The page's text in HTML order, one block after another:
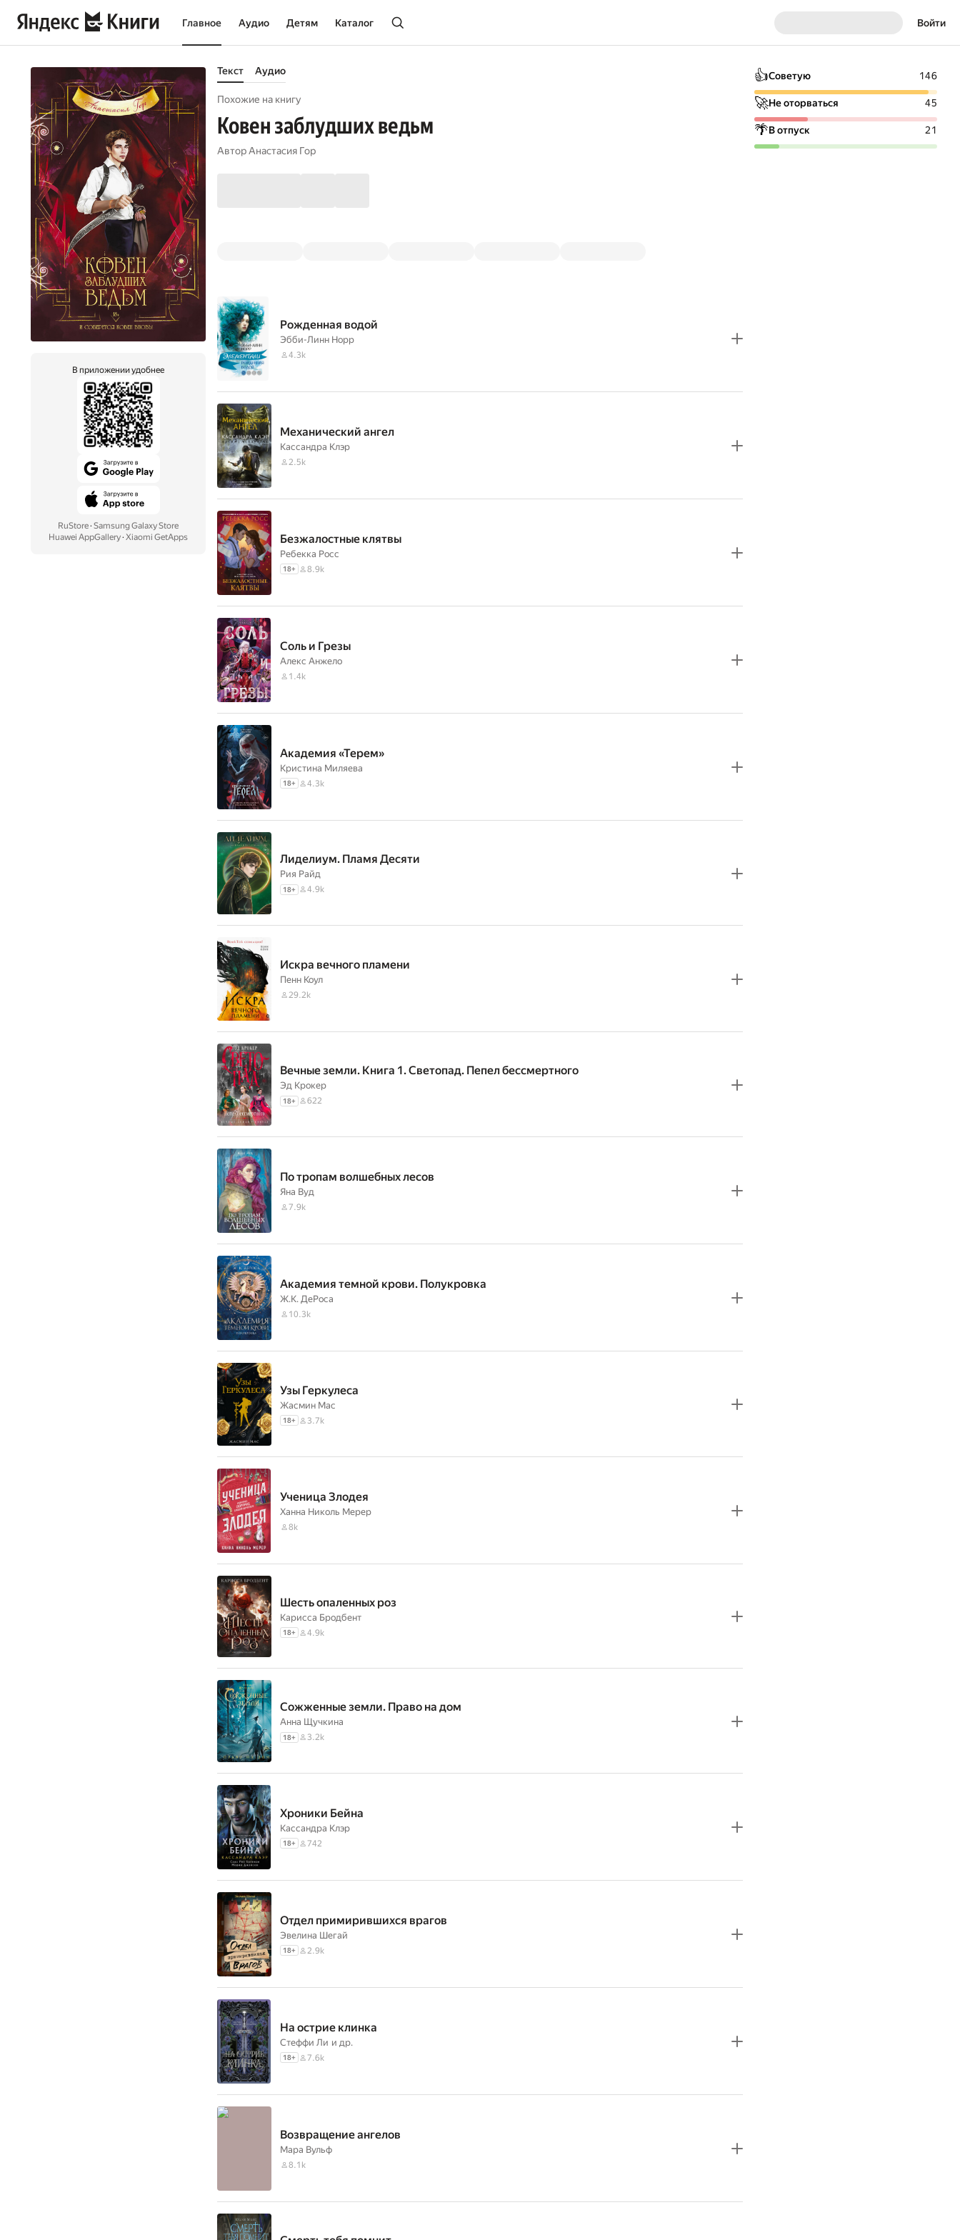
Главное Аудио Детям Каталог Войти
В приложении удобнее
RuStore· Samsung Galaxy Store
Huawei AppGallery· Xiaomi GetApps
Текст Аудио
Похожие на книгу
Ковен заблудших ведьм
АвторАнастасия Гор
Рожденная водой
Эбби-Линн Норр
4.3k
Механический ангел
Кассандра Клэр
2.5k
Безжалостные клятвы
Ребекка Росс
18+ 8.9k
Соль и Грезы
Алекс Анжело
1.4k
Академия «Терем»
Кристина Миляева
18+ 4.3k
Лиделиум. Пламя Десяти
Рия Райд
18+ 4.9k
Искра вечного пламени
Пенн Коул
29.2k
Вечные земли. Книга 1. Светопад. Пепел бессмертного
Эд Крокер
18+ 622
По тропам волшебных лесов
Яна Вуд
7.9k
Академия темной крови. Полукровка
Ж.К. ДеРоса
10.3k
Узы Геркулеса
Жасмин Мас
18+ 3.7k
Ученица Злодея
Ханна Николь Мерер
8k
Шесть опаленных роз
Карисса Бродбент
18+ 4.9k
Сожженные земли. Право на дом
Анна Щучкина
18+ 3.2k
Хроники Бейна
Кассандра Клэр
18+ 742
Отдел примирившихся врагов
Эвелина Шегай
18+ 2.9k
На острие клинка
Стеффи Ли и др.
18+ 7.6k
Возвращение ангелов
Мара Вульф
8.1k
👍Советую 146
🚀Не оторваться 45
🌴В отпуск 21